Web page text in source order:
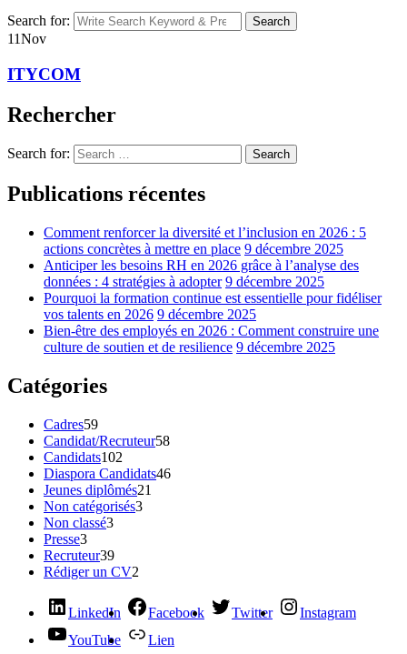
Search for: Search
11Nov
ITYCOM
Rechercher
Search for: Search
Publications récentes
Comment renforcer la diversité et l’inclusion en 2026 : 5
actions concrètes à mettre en place 9 décembre 2025
Anticiper les besoins RH en 2026 grâce à l’analyse des
données : 4 stratégies à adopter 9 décembre 2025
Pourquoi la formation continue est essentielle pour fidéliser
vos talents en 2026 9 décembre 2025
Bien-être des employés en 2026 : Comment construire une
culture de soutien et de resilience 9 décembre 2025
Catégories
Cadres59
Candidat/Recruteur58
Candidats102
Diaspora Candidats46
Jeunes diplômés21
Non catégorisés3
Non classé3
Presse3
Recruteur39
Rédiger un CV2
LinkedIn Facebook Twitter
Instagram
YouTube
Lien